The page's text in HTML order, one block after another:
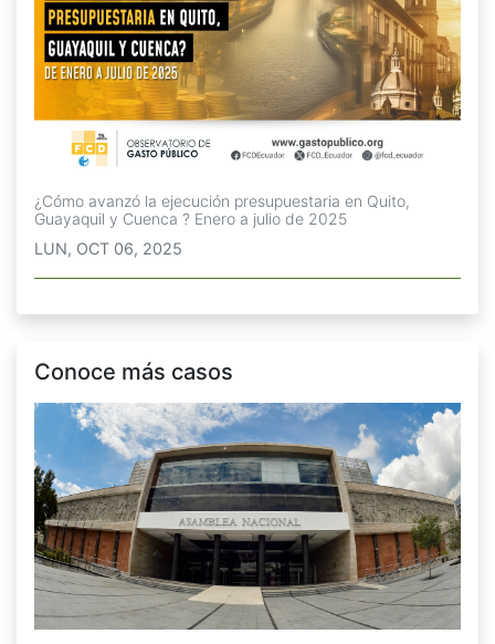
¿Cómo avanzó la ejecución presupuestaria en Quito,
Guayaquil y Cuenca ? Enero a julio de 2025
LUN, OCT 06, 2025
Conoce más casos